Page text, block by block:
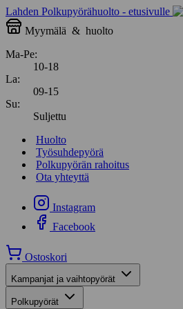
Lahden Polkupyörähuolto - etusivulle
Myymälä & huolto
Ma-Pe:
10-18
La:
09-15
Su:
Suljettu
Huolto
Työsuhdepyörä
Polkupyörän rahoitus
Ota yhteyttä
Instagram
Facebook
Ostoskori
Kampanjat ja vaihtopyörät
Polkupyörät